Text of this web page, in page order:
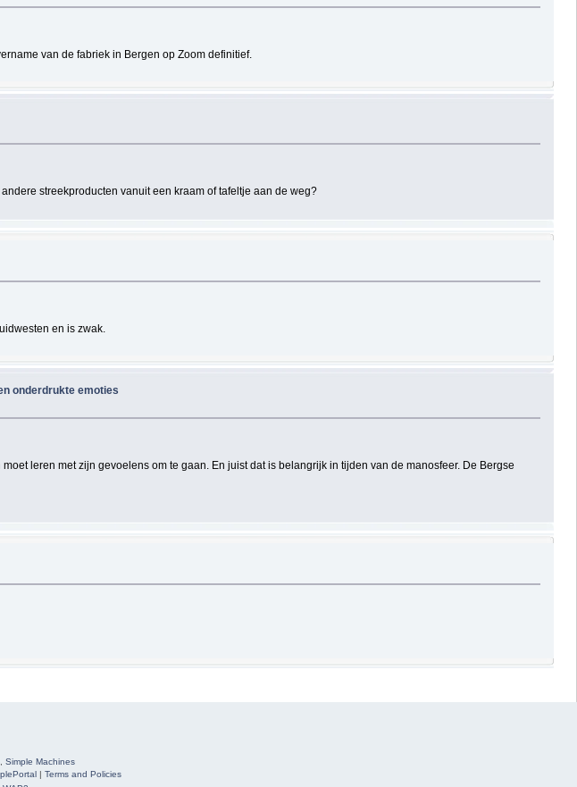
van de fabriek in Bergen op Zoom definitief.
streekproducten vanuit een kraam of tafeltje aan de weg?
en is zwak.
onderdrukte emoties
leren met zijn gevoelens om te gaan. En juist dat is belangrijk in tijden van de manosfeer. De Bergse
Simple Machines
| Terms and Policies